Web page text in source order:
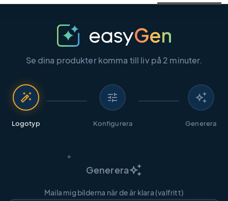
Se dina produkter komma till liv på 2 minuter.
auto_fix_high
Logotyp
tune
Konfigurera
auto_awesome
Generera
Genereraauto_awesome
Maila mig bilderna när de är klara (valfritt)